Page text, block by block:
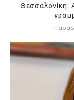
Θεσσαλονίκη: